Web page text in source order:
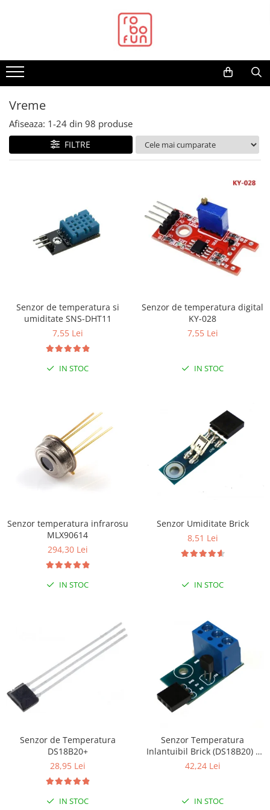
Arduino Original
Arduino Compatibil
Raspberry PI
Alimentare
Racire
Cabluri si Conectori
Camera
Adaptoare si convertoare
Module
Multiplexor
Releu
Breadboard
Cabluri
Conectori
Sticker
Butoane, Tastaturi
Vreme
Afiseaza: 1-24 din 98 produse
FILTRE
Senzor de temperatura si
umiditate SNS-DHT11
7,55 Lei
IN STOC
Senzor de temperatura digital
KY-028
7,55 Lei
IN STOC
Senzor temperatura infrarosu
MLX90614
294,30 Lei
IN STOC
Senzor Umiditate Brick
8,51 Lei
IN STOC
Senzor de Temperatura
DS18B20+
28,95 Lei
IN STOC
Senzor Temperatura
Inlantuibil Brick (DS18B20) -
Motherboard
42,24 Lei
IN STOC